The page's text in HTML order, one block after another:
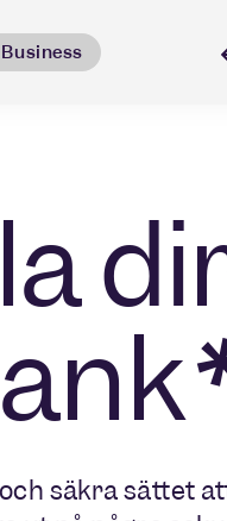
Business
säkra sättet